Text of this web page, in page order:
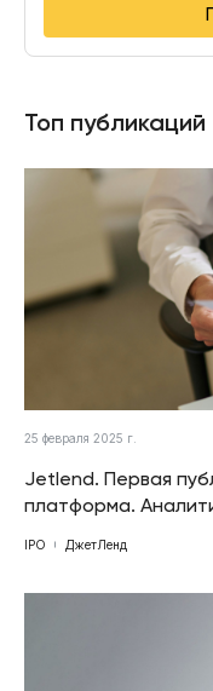
Топ публикаций
25 февраля 2025 г.
Jetlend. Первая
платформа.
IPO ДжетЛенд